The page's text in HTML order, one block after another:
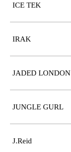
ICE TEK
IRAK
JADED LONDON
JUNGLE GURL
J.Reid